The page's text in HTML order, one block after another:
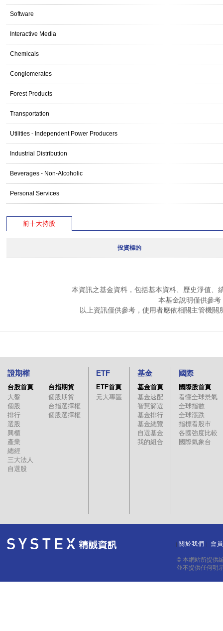
Software
Interactive Media
Chemicals
Conglomerates
Forest Products
Transportation
Utilities - Independent Power Producers
Industrial Distribution
Beverages - Non-Alcoholic
Personal Services
前十大持股
投資標的
本資訊之基金資料，包括基本資料、歷史淨值、
本基金說明僅供參
以上資訊僅供參考，使用者應依相關主管機
證期權
台股首頁
大盤
個股
排行
選股
興櫃
產業
總經
三大法人
自選股
台指期貨
個股期貨
台指選擇權
個股選擇權
ETF
ETF首頁
元大專區
基金
基金首頁
基金速配
智慧篩選
基金排行
基金總覽
自選基金
我的組合
國際
國際股首頁
看懂全球景氣
全球指數
全球漲跌
指標看股市
各國強度比較
國際氣象台
關於我們 會
© 本網站所提供
並不提供任何明